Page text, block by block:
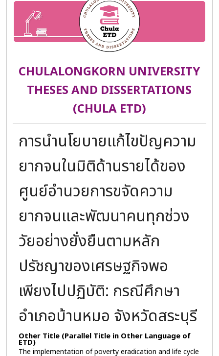
CHULALONGKORN UNIVERSITY
THESES AND DISSERTATIONS
(CHULA ETD)
การนำนโยบายแก้ไขปัญความ
ยากจนในมิติด้านรายได้ของ
ศูนย์อำนวยการขจัดความ
ยากจนและพัฒนาคนทุกช่วง
วัยอย่างยั่งยืนตามหลัก
ปรัชญาของเศรษฐกิจพอ
เพียงไปปฏิบัติ: กรณีศึกษา
อำเภอบ้านหมอ จังหวัดสระบุรี
Other Title (Parallel Title in Other Language of
ETD)
The implementation of poverty eradication and life cycle